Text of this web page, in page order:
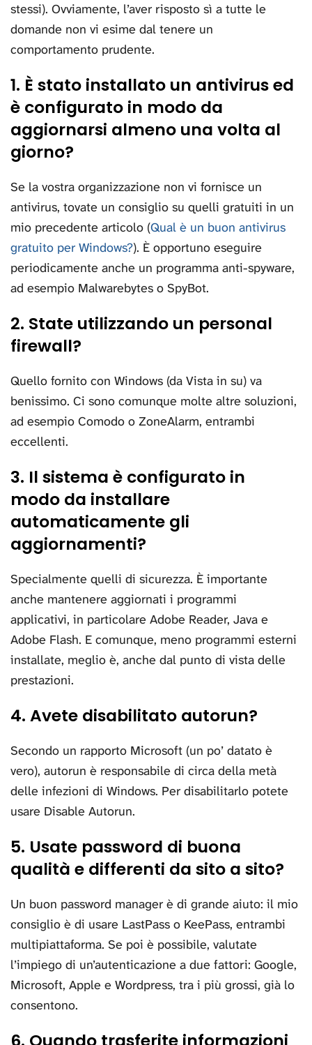
stessi). Ovviamente, l’aver risposto sì a tutte le
domande non vi esime dal tenere un
comportamento prudente.
1. È stato installato un antivirus ed
è configurato in modo da
aggiornarsi almeno una volta al
giorno?
Se la vostra organizzazione non vi fornisce un
antivirus, tovate un consiglio su quelli gratuiti in un
mio precedente articolo (Qual è un buon antivirus
gratuito per Windows?). È opportuno eseguire
periodicamente anche un programma anti-spyware,
ad esempio Malwarebytes o SpyBot.
2. State utilizzando un personal
firewall?
Quello fornito con Windows (da Vista in su) va
benissimo. Ci sono comunque molte altre soluzioni,
ad esempio Comodo o ZoneAlarm, entrambi
eccellenti.
3. Il sistema è configurato in
modo da installare
automaticamente gli
aggiornamenti?
Specialmente quelli di sicurezza. È importante
anche mantenere aggiornati i programmi
applicativi, in particolare Adobe Reader, Java e
Adobe Flash. E comunque, meno programmi esterni
installate, meglio è, anche dal punto di vista delle
prestazioni.
4. Avete disabilitato autorun?
Secondo un rapporto Microsoft (un po’ datato è
vero), autorun è responsabile di circa della metà
delle infezioni di Windows. Per disabilitarlo potete
usare Disable Autorun.
5. Usate password di buona
qualità e differenti da sito a sito?
Un buon password manager è di grande aiuto: il mio
consiglio è di usare LastPass o KeePass, entrambi
multipiattaforma. Se poi è possibile, valutate
l’impiego di un’autenticazione a due fattori: Google,
Microsoft, Apple e Wordpress, tra i più grossi, già lo
consentono.